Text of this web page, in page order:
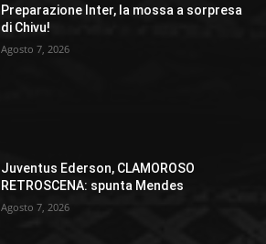
Preparazione Inter, la mossa a sorpresa
di Chivu!
Agosto 7, 2026
Juventus Ederson, CLAMOROSO
RETROSCENA: spunta Mendes
Agosto 7, 2026